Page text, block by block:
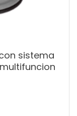
sistema